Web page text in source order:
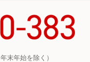
末年始を除く）